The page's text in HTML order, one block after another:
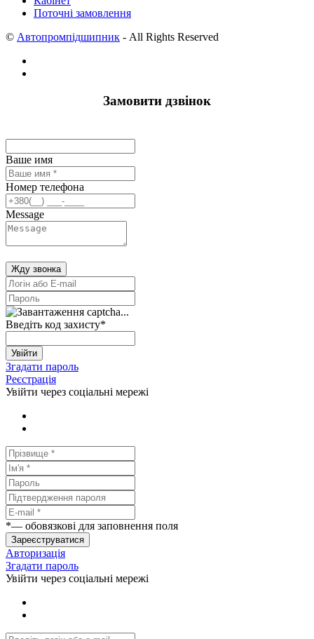
Поточні замовлення
© Автопромпідшипник - All Rights Reserved
Замовити дзвінок
Ваше имя
Номер телефона
Message
Жду звонка
Введіть код захисту*
Увійти
Згадати пароль
Реєстрація
Увійти через соціальні мережі
*— обовязкові для заповнення поля
Зареєструватися
Авторизація
Згадати пароль
Увійти через соціальні мережі